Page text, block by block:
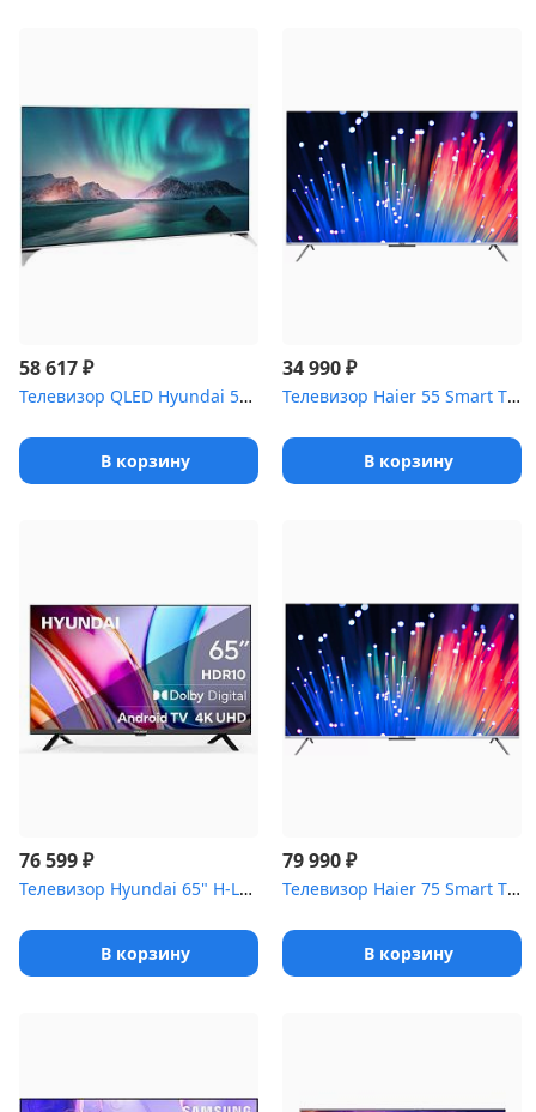
58 617₽
Телевизор QLED Hyundai 55" H-LED55QBU7500 Android TV Framele...
В корзину
34 990₽
Телевизор Haier 55 Smart TV S3
В корзину
76 599₽
Телевизор Hyundai 65" H-LED65BU7006 черный
В корзину
79 990₽
Телевизор Haier 75 Smart TV S3
В корзину